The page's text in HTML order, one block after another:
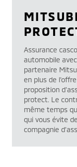
Assurance
automobile
partenaire
en plus de
proposition
protect. Le
même temps
qui vous évite
compagnie